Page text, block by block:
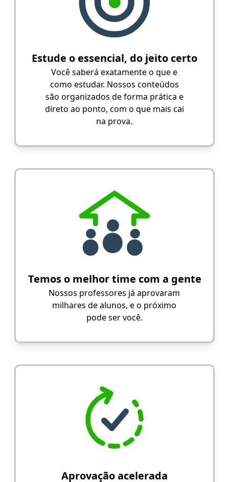
Estude o essencial, do jeito certo
Você saberá exatamente o que e
como estudar. Nossos conteúdos
são organizados de forma prática e
direto ao ponto, com o que mais cai
na prova.
Temos o melhor time com a gente
Nossos professores já aprovaram
milhares de alunos, e o próximo
pode ser você.
Aprovação acelerada